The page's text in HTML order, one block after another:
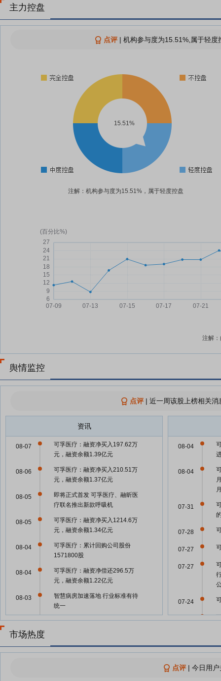
主力控盘
点评| 机构参与度为15.51%,属于轻
15.51%
注解：机构参与度为15.51%，属于轻度控盘
注解
舆情监控
点评| 近一周该股上榜相关
资讯
可孚医疗：融资净买入197.62万
元，融资余额1.39亿元
08-07
可孚医疗：融资净买入210.51万
元，融资余额1.37亿元
08-06
即将正式首发 可孚医疗、融昕医
疗联名推出新款呼吸机
08-05
可孚医疗：融资净买入1214.6万
元，融资余额1.34亿元
08-05
可孚医疗：累计回购公司股份
1571800股
08-04
可孚医疗：融资净偿还296.5万
元，融资余额1.22亿元
08-04
智慧病房加速落地 行业标准有待
统一
08-03
可孚医疗：公司无逾期对外担保
元，融资余额1.22亿元
07-31
08-04
08-04
07-31
07-28
07-27
07-27
07-24
07-23
市场热度
点评| 今日用